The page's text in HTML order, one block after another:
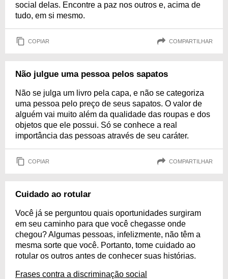
social delas. Encontre a paz nos outros e, acima de
tudo, em si mesmo.
COPIAR COMPARTILHAR
Não julgue uma pessoa pelos sapatos
Não se julga um livro pela capa, e não se categoriza
uma pessoa pelo preço de seus sapatos. O valor de
alguém vai muito além da qualidade das roupas e dos
objetos que ele possui. Só se conhece a real
importância das pessoas através de seu caráter.
COPIAR COMPARTILHAR
Cuidado ao rotular
Você já se perguntou quais oportunidades surgiram
em seu caminho para que você chegasse onde
chegou? Algumas pessoas, infelizmente, não têm a
mesma sorte que você. Portanto, tome cuidado ao
rotular os outros antes de conhecer suas histórias.
Frases contra a discriminação social